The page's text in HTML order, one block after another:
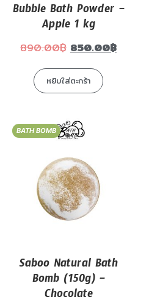
Bubble Bath Powder –
Apple 1 kg
890.00฿ 850.00฿
หยิบใส่ตะกร้า
BATH BOMB
Saboo Natural Bath
Bomb (150g) –
Chocolate